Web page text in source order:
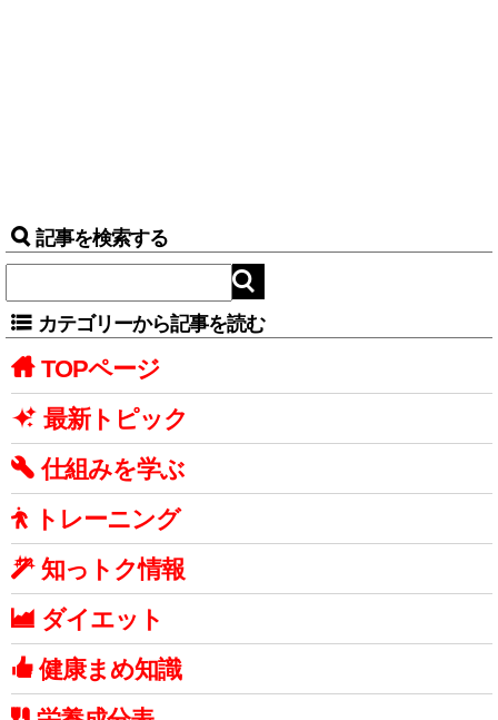
記事を検索する
カテゴリーから記事を読む
TOPページ
最新トピック
仕組みを学ぶ
トレーニング
知っトク情報
ダイエット
健康まめ知識